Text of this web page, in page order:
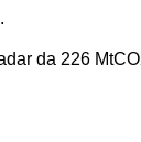
da 226